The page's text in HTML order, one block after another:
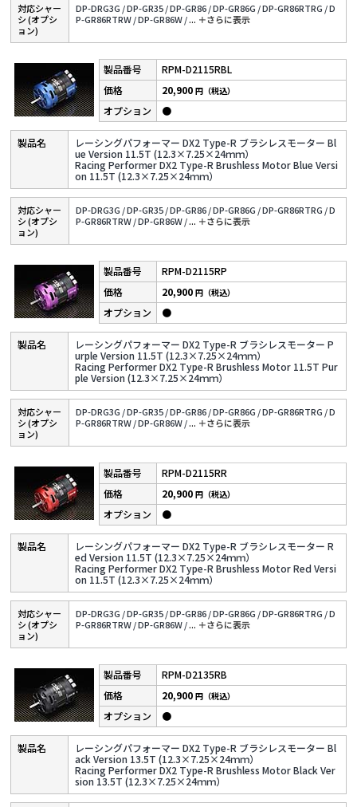
対応シャー
シ (オプシ
ョン)
DP-DRG3G /DP-GR35 /DP-GR86 /DP-GR86G /DP-GR86RTRG /D
P-GR86RTRW /DP-GR86W /... ＋さらに表⽰
RPM-D2115RBL
レーシングパフォーマー DX2 Type-R ブラシレスモーター Bl
ue Version 11.5T (12.3×7.25×24ｍｍ）
Racing Performer DX2 Type-R Brushless Motor Blue Versi
on 11.5T (12.3×7.25×24ｍｍ）
20,900円（税込）
●
対応シャー
シ (オプシ
ョン)
DP-DRG3G /DP-GR35 /DP-GR86 /DP-GR86G /DP-GR86RTRG /D
P-GR86RTRW /DP-GR86W /... ＋さらに表⽰
RPM-D2115RP
レーシングパフォーマー DX2 Type-R ブラシレスモーター P
urple Version 11.5T (12.3×7.25×24ｍｍ）
Racing Performer DX2 Type-R Brushless Motor 11.5T Pur
ple Version (12.3×7.25×24ｍｍ）
20,900円（税込）
●
対応シャー
シ (オプシ
ョン)
DP-DRG3G /DP-GR35 /DP-GR86 /DP-GR86G /DP-GR86RTRG /D
P-GR86RTRW /DP-GR86W /... ＋さらに表⽰
RPM-D2115RR
レーシングパフォーマー DX2 Type-R ブラシレスモーター R
ed Version 11.5T (12.3×7.25×24ｍｍ）
Racing Performer DX2 Type-R Brushless Motor Red Versi
on 11.5T (12.3×7.25×24ｍｍ）
20,900円（税込）
●
対応シャー
シ (オプシ
ョン)
DP-DRG3G /DP-GR35 /DP-GR86 /DP-GR86G /DP-GR86RTRG /D
P-GR86RTRW /DP-GR86W /... ＋さらに表⽰
RPM-D2135RB
レーシングパフォーマー DX2 Type-R ブラシレスモーター Bl
ack Version 13.5T (12.3×7.25×24ｍｍ）
Racing Performer DX2 Type-R Brushless Motor Black Ver
sion 13.5T (12.3×7.25×24ｍｍ）
20,900円（税込）
●